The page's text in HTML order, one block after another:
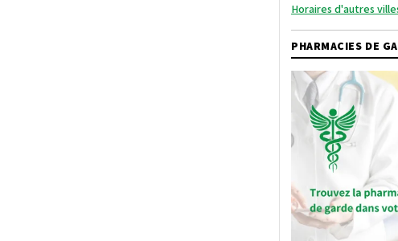
Horaires d'autres
PHARMACIES DE